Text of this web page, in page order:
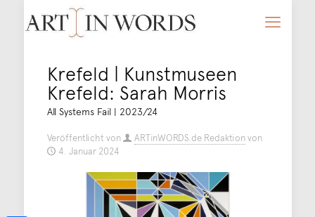
Krefeld | Kunstmuseen
Krefeld: Sarah Morris
All Systems Fail | 2023/24
Veröffentlicht von ARTinWORDS.de Redaktionvon
4. Januar 2024